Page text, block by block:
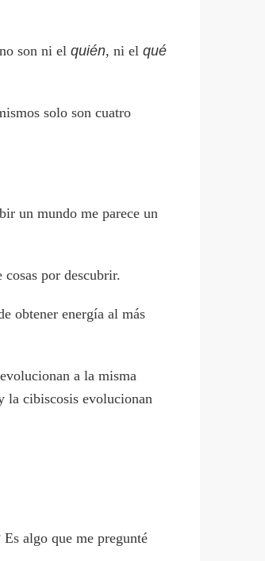
son ni elquién, ni elqué
solo son cuatro
un mundo me parece un
por descubrir.
obtener energía al más
a la misma
la cibiscosis evolucionan
Es algo que me pregunté